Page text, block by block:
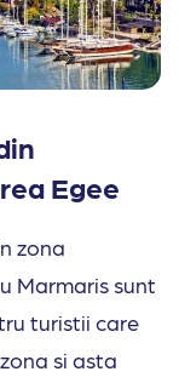
Egee
zona
Marmaris sunt
turistii care
si asta